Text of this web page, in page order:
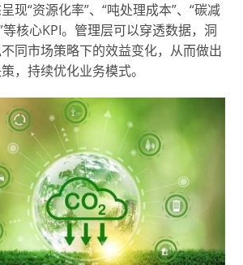
现“资源化率”、“吨处理成本”、“碳减
等核心KPI。管理层可以穿透数据，洞
同市场策略下的效益变化，从而做出
，持续优化业务模式。